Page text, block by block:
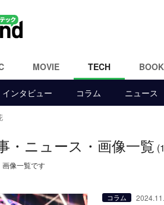
MOVIE TECH BOOK
インタビュー コラム ニュース
・ニュース・画像一覧
像一覧です
コラム